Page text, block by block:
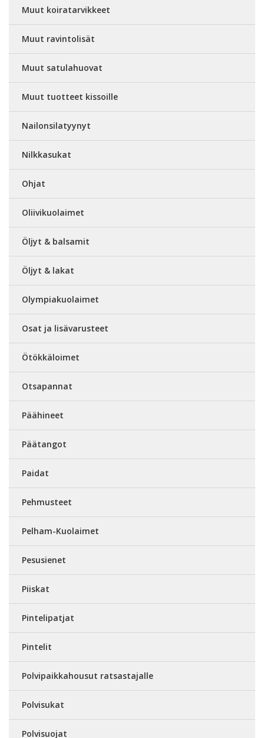
Muut koiratarvikkeet
Muut ravintolisät
Muut satulahuovat
Muut tuotteet kissoille
Nailonsilatyynyt
Nilkkasukat
Ohjat
Oliivikuolaimet
Öljyt & balsamit
Öljyt & lakat
Olympiakuolaimet
Osat ja lisävarusteet
Ötökkäloimet
Otsapannat
Päähineet
Päätangot
Paidat
Pehmusteet
Pelham-Kuolaimet
Pesusienet
Piiskat
Pintelipatjat
Pintelit
Polvipaikkahousut ratsastajalle
Polvisukat
Polvisuojat